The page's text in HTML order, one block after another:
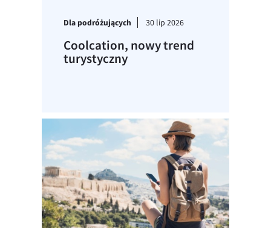
Dla podróżujących 30 lip 2026
Coolcation, nowy trend
turystyczny